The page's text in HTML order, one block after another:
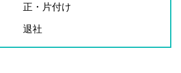
正・片付け
退社